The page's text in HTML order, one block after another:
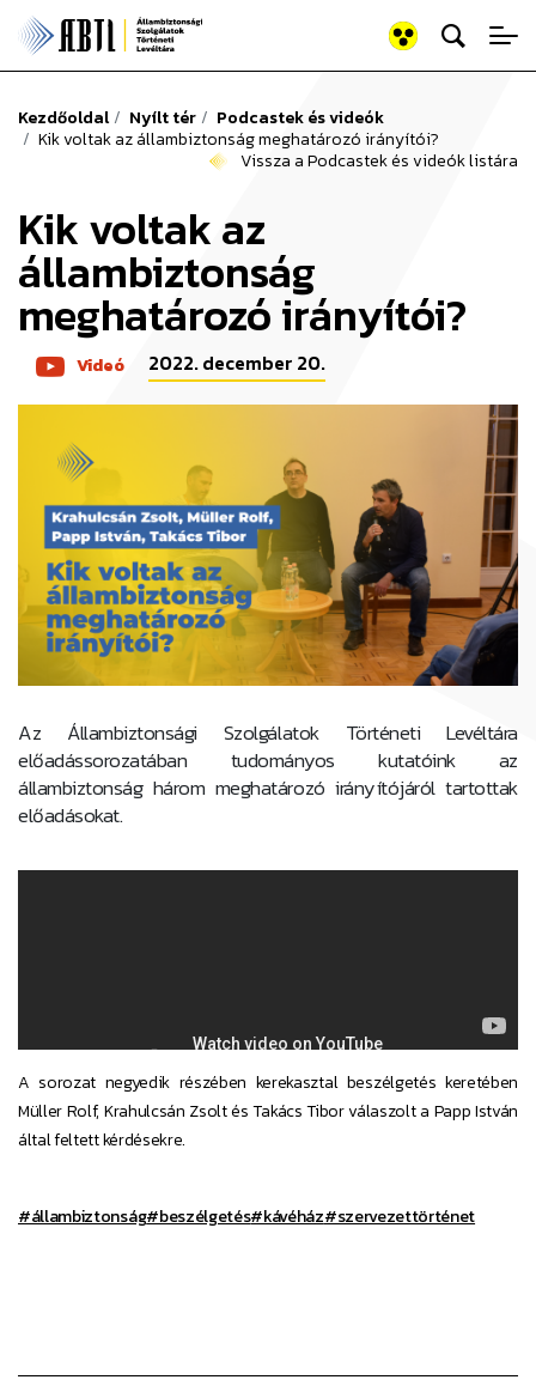
Állambiztonsági
Kezdőoldal Nyílt tér
Podcastek és videók
Kik voltak az állambiztonság meghatározó irányítói?
Vissza a Podcastek és videók listára
Kik voltak az
állambiztonság
meghatározó irányítói?
Videó 2022. december 20.
Az Állambiztonsági Szolgálatok Történeti Levéltára
előadássorozatában tudományos kutatóink az
állambiztonság három meghatározó irányítójáról tartottak
előadásokat.
A sorozat negyedik részében kerekasztal beszélgetés keretében
Müller Rolf, Krahulcsán Zsolt és Takács Tibor válaszolt a Papp István
által feltett kérdésekre.
#állambiztonság#beszélgetés#kávéház#szervezettörténet